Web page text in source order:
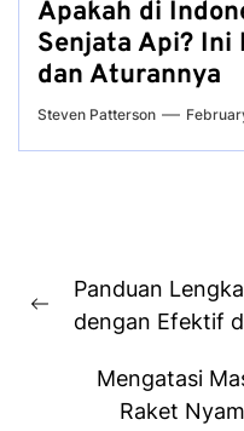
Apakah di
Senjata Api? Ini
dan Aturannya
Steven Patterson
navigation
Previous
Panduan
dengan Efektif
Mengatasi
Raket